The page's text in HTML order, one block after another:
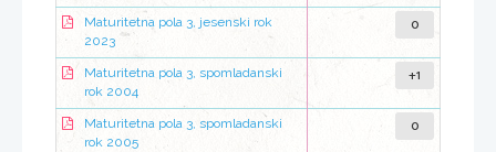
Maturitetna pola 3, jesenski rok
2023
0
Maturitetna pola 3, spomladanski
rok 2004
+1
Maturitetna pola 3, spomladanski
rok 2005
0